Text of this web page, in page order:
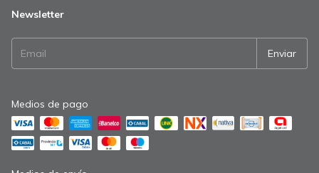
Newsletter
Medios de pago